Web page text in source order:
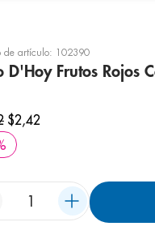
de artículo: 102390
D'Hoy Frutos Rojos
$2,42